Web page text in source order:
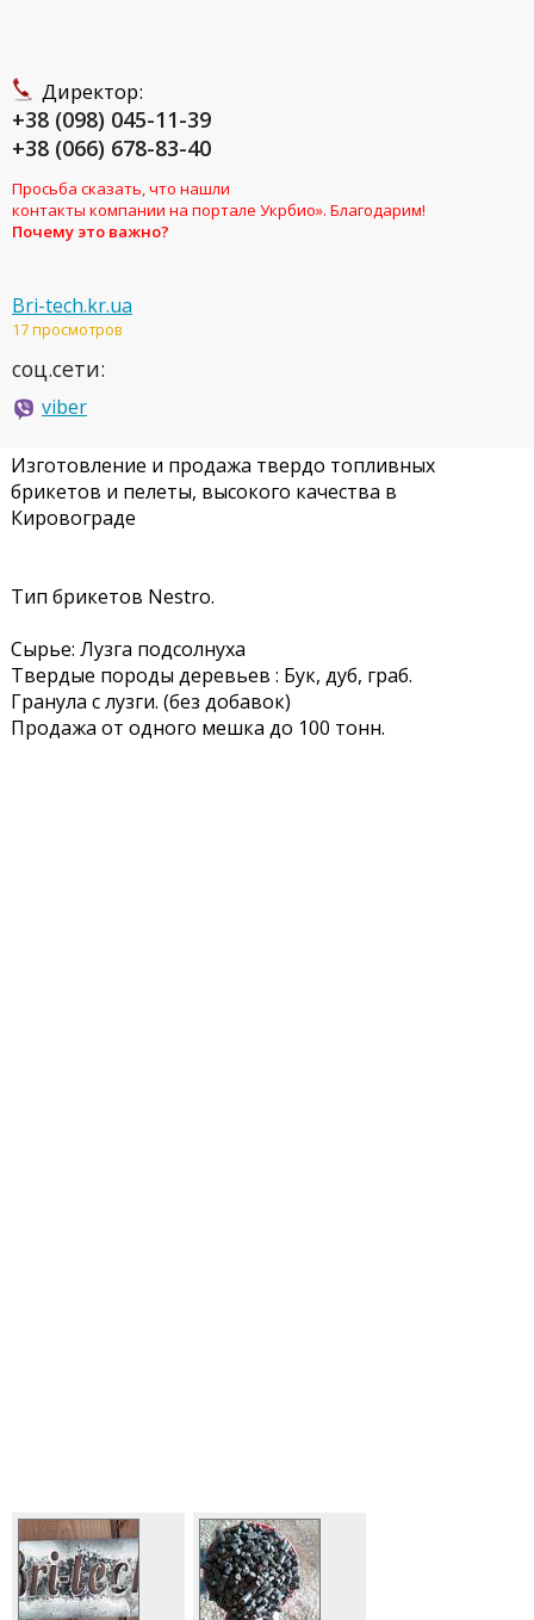
Директор:
+38 (098) 045-11-39
+38 (066) 678-83-40
Просьба сказать, что нашли
контакты компании на портале Укрбио». Благодарим!
Почему это важно?
Bri-tech.kr.ua
17 просмотров
соц.сети:
viber
Изготовление и продажа твердо топливных
брикетов и пелеты, высокого качества в
Кировограде
Тип брикетов Nestro.
Сырье: Лузга подсолнуха
Твердые породы деревьев : Бук, дуб, граб.
Гранула с лузги. (без добавок)
Продажа от одного мешка до 100 тонн.